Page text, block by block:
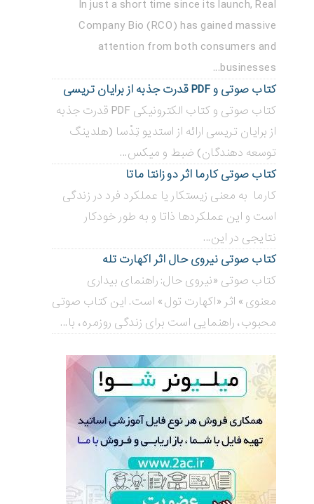
In just a short time since its launch, Real
Company Bio (RCO) has gained massive
attention from both consumers and
businesses...
کتاب صوتی و PDF قدرت جذبه از برایان تریسی
کتاب صوتی و کتاب الکترونیکی PDF قدرت جذبه
از برایان تریسی ارائه از استدیو تِدْسا (هلدینگ
توسعه دهندگان) ضبط و میکس...
کتاب صوتی کارما اثر دو زانتا ماتا
کارما به معنی زیستکار یا عملکرد فرد در زندگی
است و این عملکردها ذاتا و به طور خودکار
نتایجی در این...
کتاب صوتی نیروی حال اثر اکهارت تله
کتاب صوتی «نیروی حال: راهنمای بیداری
معنوی» اثر «اکهارت تول» است. این کتاب صوتی
محبوب، راهنمایی است برای زندگی روزمره، با...